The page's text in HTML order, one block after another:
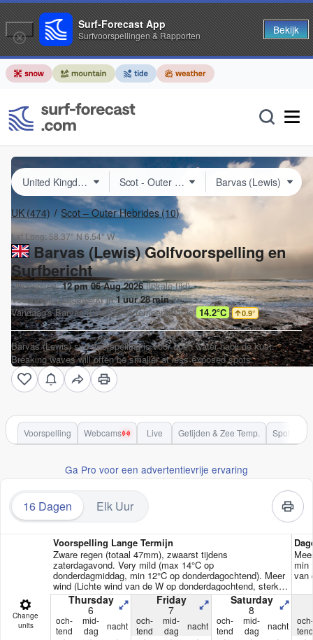
UK(474) Scot – Outer Hebrides(10)
Lat Long: 58.37° N 6.54° W
Barvas (Lewis) Golfvoorspelling en
Surfbericht
Uitgegeven:12 pm 06 Aug 2026(lokale tijd)
Voorspelling bijgewerkt in1uur28min
Vandaag'sBarvas (Lewis)zee temperatuur is 14.2°C 0.9°
Barvas (Lewis) surf voorspelling is voor open water nabij de kust.
Breaking waves will often be smaller at less exposed spots.
Voorspelling Webcams Live Getijden & Zee Temp. Spot Info
Ga Pro voor een advertentievrije ervaring
16 Dagen Elk Uur
Voorspelling Lange Termijn
Zware regen (totaal 47mm), zwaarst tijdens
zaterdagavond. Very mild (max 14°C op
donderdagmiddag, min 12°C op donderdagochtend). Meer
wind (Lichte wind van de W op donderdagochtend, sterke
wind van de ZW bij zaterdagochtend).
min
van
Change
units
Thursday
6
Friday
7
Saturday
8
och-
tend
mid-
dag
nacht
och-
tend
mid-
dag
nacht
och-
tend
mid-
dag
nacht
och-
tend
Surf-Forecast App
Surfvoorspellingen & Rapporten Bekijk